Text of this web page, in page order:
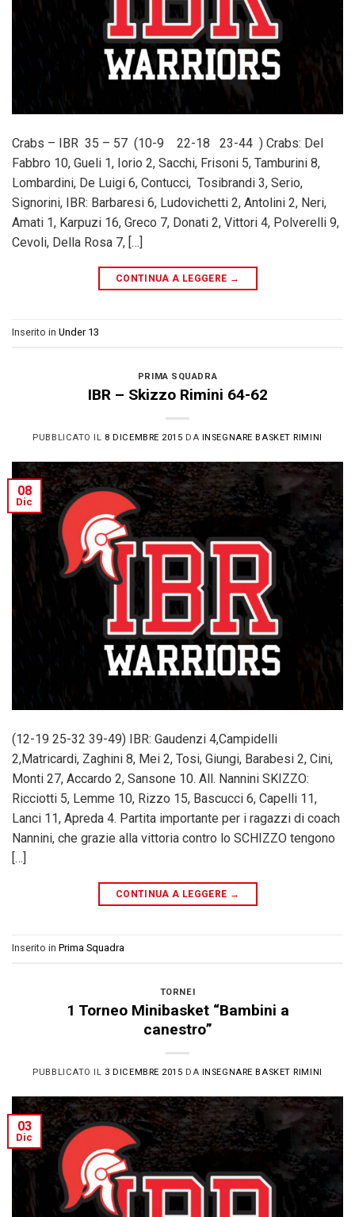
Crabs – IBR 35 – 57 (10-9 22-18 23-44 ) Crabs: Del
Fabbro 10, Gueli 1, Iorio 2, Sacchi, Frisoni 5, Tamburini 8,
Lombardini, De Luigi 6, Contucci, Tosibrandi 3, Serio,
Signorini, IBR: Barbaresi 6, Ludovichetti 2, Antolini 2, Neri,
Amati 1, Karpuzi 16, Greco 7, Donati 2, Vittori 4, Polverelli 9,
Cevoli, Della Rosa 7, […]
CONTINUA A LEGGERE →
Inserito in Under 13
PRIMA SQUADRA
IBR – Skizzo Rimini 64-62
PUBBLICATO IL 8 DICEMBRE 2015 DA INSEGNARE BASKET RIMINI
08
Dic
(12-19 25-32 39-49) IBR: Gaudenzi 4,Campidelli
2,Matricardi, Zaghini 8, Mei 2, Tosi, Giungi, Barabesi 2, Cini,
Monti 27, Accardo 2, Sansone 10. All. Nannini SKIZZO:
Ricciotti 5, Lemme 10, Rizzo 15, Bascucci 6, Capelli 11,
Lanci 11, Apreda 4. Partita importante per i ragazzi di coach
Nannini, che grazie alla vittoria contro lo SCHIZZO tengono
[…]
CONTINUA A LEGGERE →
Inserito in Prima Squadra
TORNEI
1 Torneo Minibasket “Bambini a
canestro”
PUBBLICATO IL 3 DICEMBRE 2015 DA INSEGNARE BASKET RIMINI
03
Dic